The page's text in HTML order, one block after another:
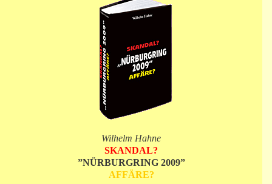
Wilhelm Hahne
SKANDAL?
”NÜRBURGRING 2009”
AFFÄRE?